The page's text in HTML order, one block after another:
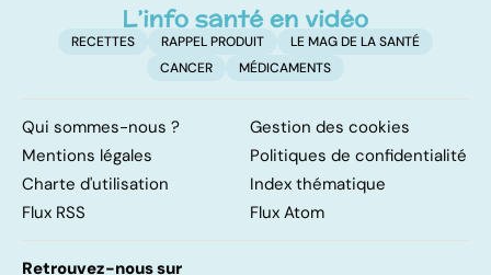
RECETTES RAPPEL PRODUIT
LE MAG DE LA SANTÉ
CANCER
MÉDICAMENTS
Qui sommes-nous ?
Gestion des cookies
Mentions légales
Politiques de confidentialité
Charte d'utilisation
Index thématique
Flux RSS
Flux Atom
Retrouvez-nous sur